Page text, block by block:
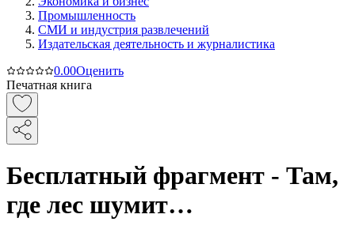
Промышленность
СМИ и индустрия развлечений
Издательская деятельность и журналистика
0.00Оценить
Печатная книга
Бесплатный фрагмент - Там,
где лес шумит…